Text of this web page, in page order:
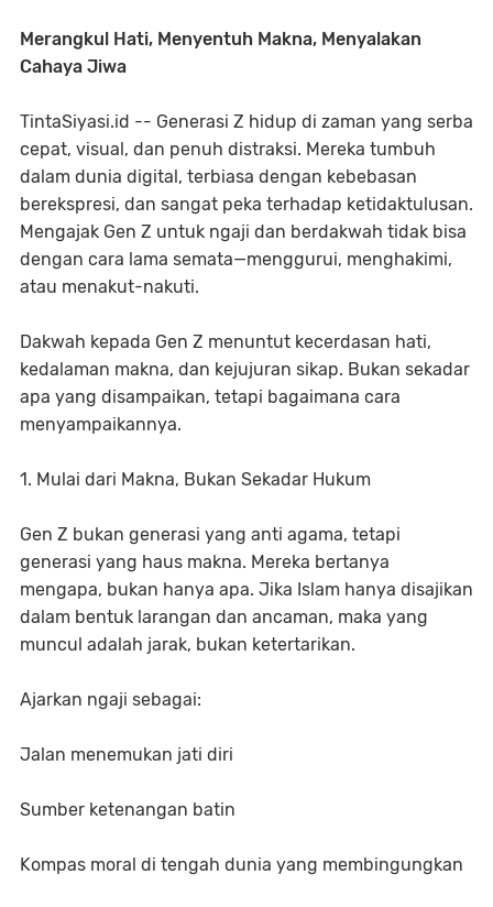
Merangkul Hati, Menyentuh Makna, Menyalakan
Cahaya Jiwa
TintaSiyasi.id -- Generasi Z hidup di zaman yang serba
cepat, visual, dan penuh distraksi. Mereka tumbuh
dalam dunia digital, terbiasa dengan kebebasan
berekspresi, dan sangat peka terhadap ketidaktulusan.
Mengajak Gen Z untuk ngaji dan berdakwah tidak bisa
dengan cara lama semata—menggurui, menghakimi,
atau menakut-nakuti.
Dakwah kepada Gen Z menuntut kecerdasan hati,
kedalaman makna, dan kejujuran sikap. Bukan sekadar
apa yang disampaikan, tetapi bagaimana cara
menyampaikannya.
1. Mulai dari Makna, Bukan Sekadar Hukum
Gen Z bukan generasi yang anti agama, tetapi
generasi yang haus makna. Mereka bertanya
mengapa, bukan hanya apa. Jika Islam hanya disajikan
dalam bentuk larangan dan ancaman, maka yang
muncul adalah jarak, bukan ketertarikan.
Ajarkan ngaji sebagai:
Jalan menemukan jati diri
Sumber ketenangan batin
Kompas moral di tengah dunia yang membingungkan